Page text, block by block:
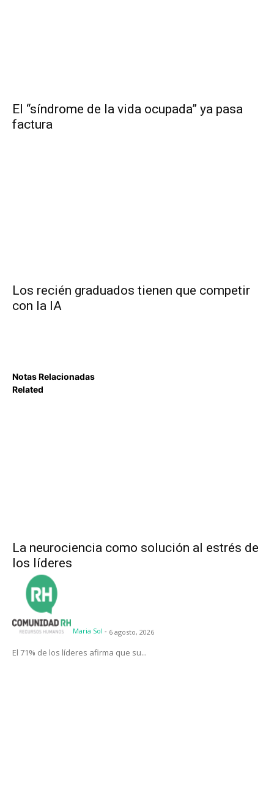
El “síndrome de la vida ocupada” ya pasa
factura
Los recién graduados tienen que competir
con la IA
Notas Relacionadas
Related
La neurociencia como solución al estrés de
los líderes
Maria Sol - 6 agosto, 2026
El 71% de los líderes afirma que su...